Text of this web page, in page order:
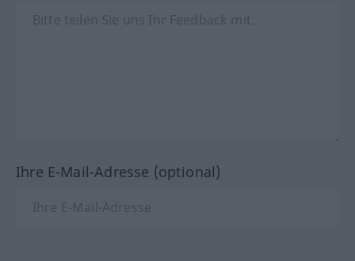
Ihre E-Mail-Adresse (optional)